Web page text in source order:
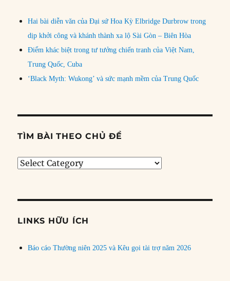
Hai bài diễn văn của Đại sứ Hoa Kỳ Elbridge Durbrow trong
dịp khởi công và khánh thành xa lộ Sài Gòn – Biên Hòa
Điểm khác biệt trong tư tưởng chiến tranh của Việt Nam,
Trung Quốc, Cuba
‘Black Myth: Wukong’ và sức mạnh mềm của Trung Quốc
TÌM BÀI THEO CHỦ ĐỀ
Tìm
đề
LINKS HỮU ÍCH
Báo cáo Thường niên 2025 và Kêu gọi tài trợ năm 2026